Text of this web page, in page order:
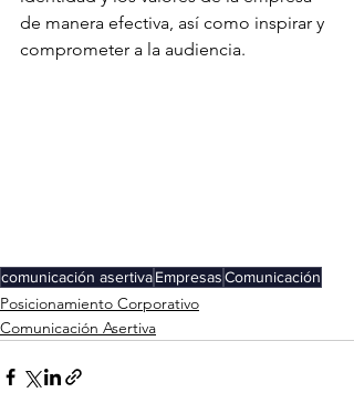
de manera efectiva, así como inspirar y
comprometer a la audiencia.
comunicación asertivaEmpresasComunicación
Posicionamiento Corporativo
Comunicación Asertiva